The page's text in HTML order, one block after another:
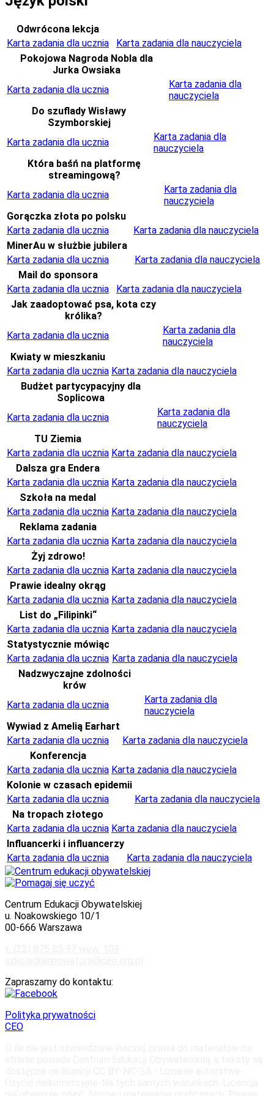
Odwrócona lekcja
Karta zadania dla ucznia
Karta zadania dla nauczyciela
Pokojowa Nagroda Nobla dla
Jurka Owsiaka
Karta zadania dla ucznia
Karta zadania dla
nauczyciela
Do szuflady Wisławy
Szymborskiej
Karta zadania dla ucznia
Karta zadania dla
nauczyciela
Która baśń na platformę
streamingową?
Karta zadania dla ucznia
Karta zadania dla
nauczyciela
Gorączka złota po polsku
Karta zadania dla ucznia
Karta zadania dla nauczyciela
MinerAu w służbie jubilera
Karta zadania dla ucznia
Karta zadania dla nauczyciela
Mail do sponsora
Karta zadania dla ucznia
Karta zadania dla nauczyciela
Jak zaadoptować psa, kota czy
królika?
Karta zadania dla ucznia
Karta zadania dla
nauczyciela
Kwiaty w mieszkaniu
Karta zadania dla ucznia Karta zadania dla nauczyciela
Budżet partycypacyjny dla
Soplicowa
Karta zadania dla ucznia
Karta zadania dla
nauczyciela
TU Ziemia
Karta zadania dla ucznia Karta zadania dla nauczyciela
Dalsza gra Endera
Karta zadania dla ucznia Karta zadania dla nauczyciela
Szkoła na medal
Karta zadania dla ucznia Karta zadania dla nauczyciela
Reklama zadania
Karta zadania dla ucznia Karta zadania dla nauczyciela
Żyj zdrowo!
Karta zadania dla ucznia Karta zadania dla nauczyciela
Prawie idealny okrąg
Karta zadania dla ucznia Karta zadania dla nauczyciela
List do „Filipinki“
Karta zadania dla ucznia Karta zadania dla nauczyciela
Statystycznie mówiąc
Karta zadania dla ucznia Karta zadania dla nauczyciela
Nadzwyczajne zdolności
krów
Karta zadania dla ucznia
Karta zadania dla
nauczyciela
Wywiad z Amelią Earhart
Karta zadania dla ucznia
Karta zadania dla nauczyciela
Konferencja
Karta zadania dla ucznia Karta zadania dla nauczyciela
Kolonie w czasach epidemii
Karta zadania dla ucznia
Karta zadania dla nauczyciela
Na tropach złotego
Karta zadania dla ucznia Karta zadania dla nauczyciela
Influancerki i influancerzy
Karta zadania dla ucznia
Karta zadania dla nauczyciela
Centrum Edukacji Obywatelskiej
u. Noakowskiego 10/1
00-666 Warszawa
Zapraszamy do kontaktu:
Polityka prywatności
CEO